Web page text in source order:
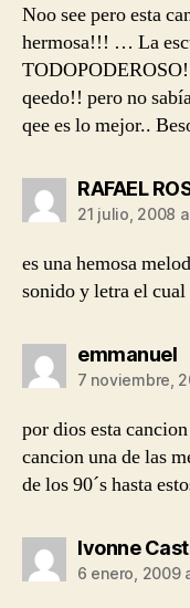
Noo see pero esta
hermosa!!! … La
qeedo!! pero no
qee es lo mejor..
RAFAEL
21 julio, 2008
es una hemosa
sonido y letra el
emmanuel
7 noviembre,
por dios esta
cancion una de las
de los 90´s hasta
Ivonne
6 enero, 2009